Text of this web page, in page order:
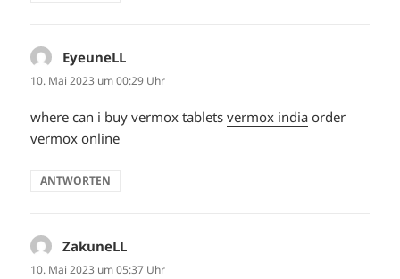
EyeuneLL
10. Mai 2023 um 00:29 Uhr
where can i buy vermox tabletsvermox india order
vermox online
ANTWORTEN
ZakuneLL
10. Mai 2023 um 05:37 Uhr